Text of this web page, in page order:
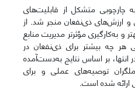
چارچوبی متشکل از قابلیت‌های
و ارزش‌های ذی‌نفعان منجر شد. از
و به‌کارگیری مؤثرتر مدیریت منابع
هر چه بیشتر برای ذی‌نفعان در
انتها، بر اساس نتایج به‌دست‌آمده
توصیه‌های عملی و برای
ارائه شده است.